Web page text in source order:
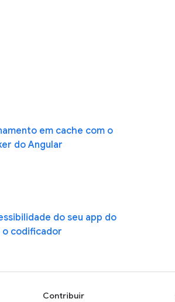
em cache com o
do Angular
do seu app do
o codificador
Contribuir